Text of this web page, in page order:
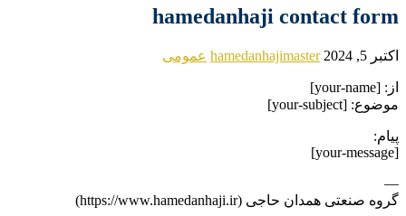
hamedanhaji contact form
اکتبر 5, 2024 hamedanhajimaster عمومی
از: [your-name]
موضوع: [your-subject]
پیام:
[your-message]
—
گروه صنعتی همدان حاجی (https://www.hamedanhaji.ir)